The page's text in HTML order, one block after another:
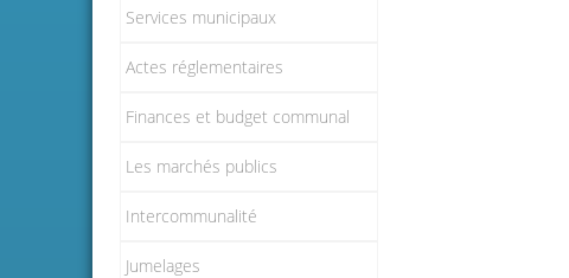
Services municipaux
Actes réglementaires
Finances et budget communal
Les marchés publics
Intercommunalité
Jumelages